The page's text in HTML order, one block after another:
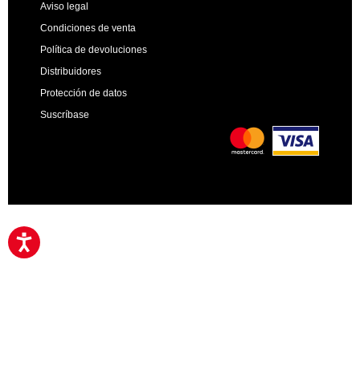
Aviso legal
Condiciones de venta
Política de devoluciones
Distribuidores
Protección de datos
Suscríbase